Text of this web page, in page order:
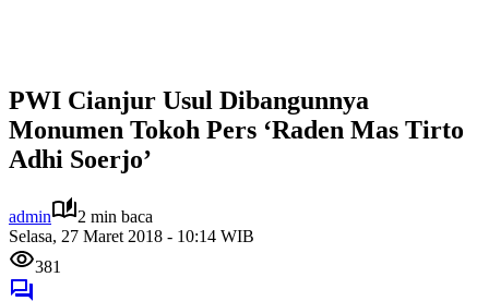
PWI Cianjur Usul Dibangunnya
Monumen Tokoh Pers ‘Raden Mas Tirto
Adhi Soerjo’
admin
2 min baca
Selasa, 27 Maret 2018 - 10:14 WIB
381